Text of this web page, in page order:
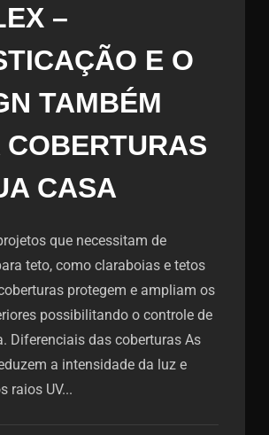
–
E O
TAMBÉM
COBERTURAS
CASA
que necessitam de
teto, como claraboias e tetos
protegem e ampliam os
possibilitando o controle de
Diferenciais das coberturas As
a intensidade da luz e
raios UV...